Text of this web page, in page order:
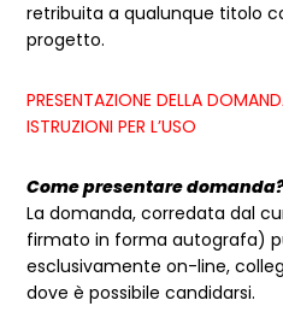
retribuita a qualunque titolo
progetto.
PRESENTAZIONE DELLA
ISTRUZIONI PER L’USO
Come presentare
La domanda, corredata dal
firmato in forma autografa)
esclusivamente on-line,
dove è possibile candidarsi.